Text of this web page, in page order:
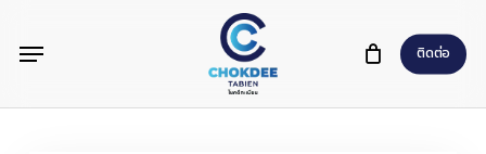
content
ติดต่อ
Menu